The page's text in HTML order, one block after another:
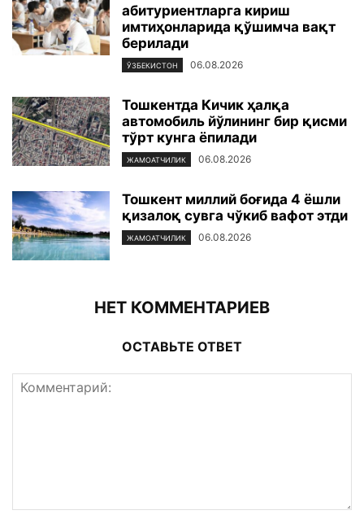
абитуриентларга кириш
имтиҳонларида қўшимча вақт
берилади
ЎЗБЕКИСТОН 06.08.2026
Тошкентда Кичик ҳалқа
автомобиль йўлининг бир қисми
тўрт кунга ёпилади
ЖАМОАТЧИЛИК 06.08.2026
Тошкент миллий боғида 4 ёшли
қизалоқ сувга чўкиб вафот этди
ЖАМОАТЧИЛИК 06.08.2026
НЕТ КОММЕНТАРИЕВ
ОСТАВЬТЕ ОТВЕТ